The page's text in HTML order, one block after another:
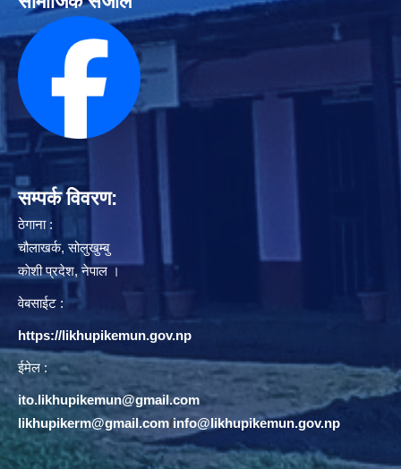
सम्पर्क विवरण:
ठेगाना :
चौलाखर्क, सोलुखुम्बु
काेशी प्रदेश, नेपाल ।
वेबसाईट :
https://likhupikemun.gov.np
ईमेल :
ito.likhupikemun@gmail.com
likhupikerm@gmail.com/info@likhupikemun.gov.np